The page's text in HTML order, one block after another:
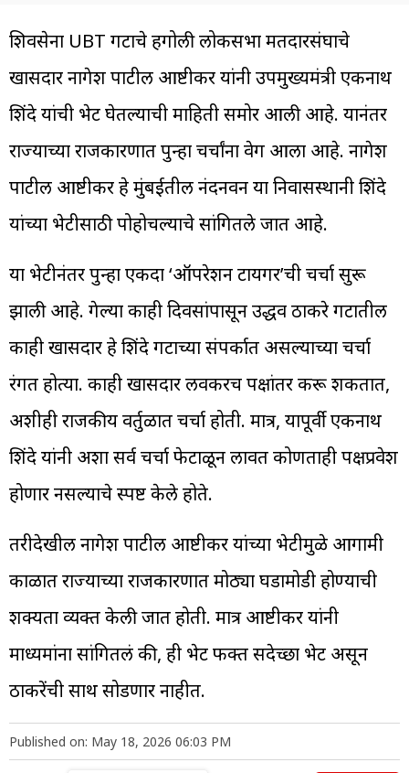
शिवसेना UBT गटाचे हिंगोली लोकसभा मतदारसंघाचे
खासदार नागेश पाटील आष्टीकर यांनी उपमुख्यमंत्री एकनाथ
शिंदे यांची भेट घेतल्याची माहिती समोर आली आहे. यानंतर
राज्याच्या राजकारणात पुन्हा चर्चांना वेग आला आहे. नागेश
पाटील आष्टीकर हे मुंबईतील नंदनवन या निवासस्थानी शिंदे
यांच्या भेटीसाठी पोहोचल्याचे सांगितले जात आहे.
या भेटीनंतर पुन्हा एकदा ‘ऑपरेशन टायगर’ची चर्चा सुरू
झाली आहे. गेल्या काही दिवसांपासून उद्धव ठाकरे गटातील
काही खासदार हे शिंदे गटाच्या संपर्कात असल्याच्या चर्चा
रंगत होत्या. काही खासदार लवकरच पक्षांतर करू शकतात,
अशीही राजकीय वर्तुळात चर्चा होती. मात्र, यापूर्वी एकनाथ
शिंदे यांनी अशा सर्व चर्चा फेटाळून लावत कोणताही पक्षप्रवेश
होणार नसल्याचे स्पष्ट केले होते.
तरीदेखील नागेश पाटील आष्टीकर यांच्या भेटीमुळे आगामी
काळात राज्याच्या राजकारणात मोठ्या घडामोडी होण्याची
शक्यता व्यक्त केली जात होती. मात्र आष्टीकर यांनी
माध्यमांना सांगितलं की, ही भेट फक्त सदेच्छा भेट असून
ठाकरेंची साथ सोडणार नाहीत.
Published on: May 18, 2026 06:03 PM